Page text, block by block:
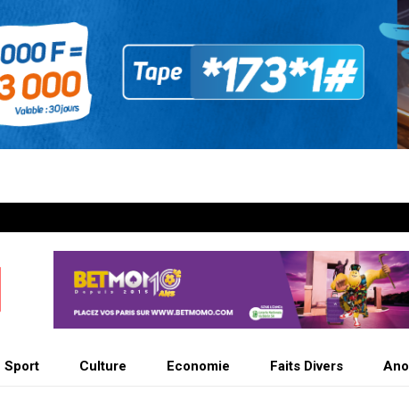
Sport Culture Economie Faits Divers